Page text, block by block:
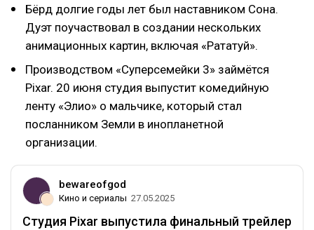
Бёрд долгие годы лет был наставником Сона.
Дуэт поучаствовал в создании нескольких
анимационных картин, включая «Рататуй».
Производством «Суперсемейки 3» займётся
Pixar. 20 июня студия выпустит комедийную
ленту «Элио» о мальчике, который стал
посланником Земли в инопланетной
организации.
bewareofgod
Кино и сериалы 27.05.2025
Студия Pixar выпустила финальный трейлер